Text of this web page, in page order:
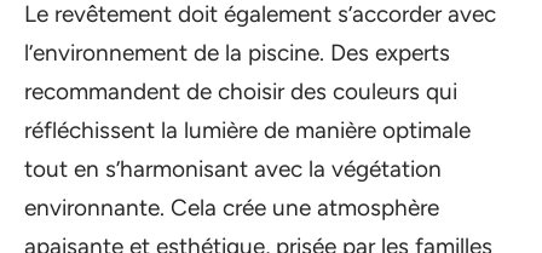
Le revêtement doit également s’accorder avec
l’environnement de la piscine. Des experts
recommandent de choisir des couleurs qui
réfléchissent la lumière de manière optimale
tout en s’harmonisant avec la végétation
environnante. Cela crée une atmosphère
apaisante et esthétique, prisée par les familles